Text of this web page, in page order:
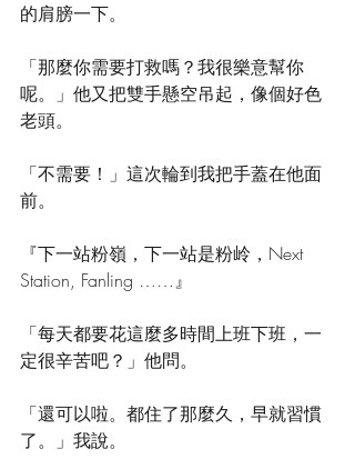
的肩膀一下。
「那麼你需要打救嗎？我很樂意幫你
呢。」他又把雙手懸空吊起，像個好色
老頭。
「不需要！」這次輪到我把手蓋在他面
前。
『下一站粉嶺，下一站是粉岭，Next
Station, Fanling ……』
「每天都要花這麼多時間上班下班，一
定很辛苦吧？」他問。
「還可以啦。都住了那麼久，早就習慣
了。」我說。